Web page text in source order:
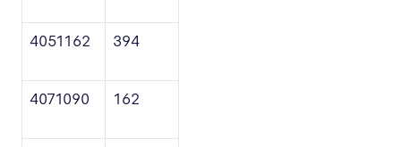
4051162 394
4071090 162